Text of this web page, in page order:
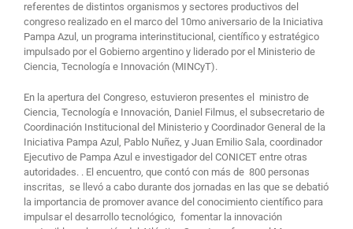
referentes de distintos organismos y sectores productivos del
congreso realizado en el marco del 10mo aniversario de la Iniciativa
Pampa Azul, un programa interinstitucional, científico y estratégico
impulsado por el Gobierno argentino y liderado por el Ministerio de
Ciencia, Tecnología e Innovación (MINCyT).
En la apertura deI Congreso, estuvieron presentes el ministro de
Ciencia, Tecnología e Innovación, Daniel Filmus, el subsecretario de
Coordinación Institucional del Ministerio y Coordinador General de la
Iniciativa Pampa Azul, Pablo Nuñez, y Juan Emilio Sala, coordinador
Ejecutivo de Pampa Azul e investigador del CONICET entre otras
autoridades. . El encuentro, que contó con más de 800 personas
inscritas, se llevó a cabo durante dos jornadas en las que se debatió
la importancia de promover avance del conocimiento científico para
impulsar el desarrollo tecnológico, fomentar la innovación